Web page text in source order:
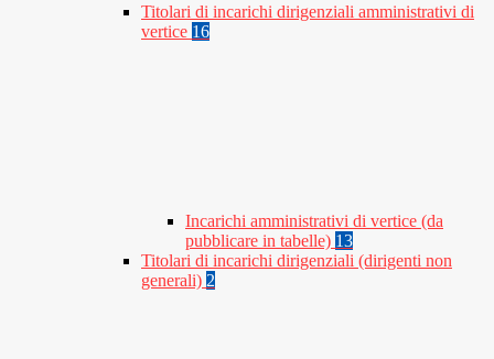
Titolari di incarichi dirigenziali amministrativi di
vertice 16
Incarichi amministrativi di vertice (da
pubblicare in tabelle) 13
Titolari di incarichi dirigenziali (dirigenti non
generali) 2